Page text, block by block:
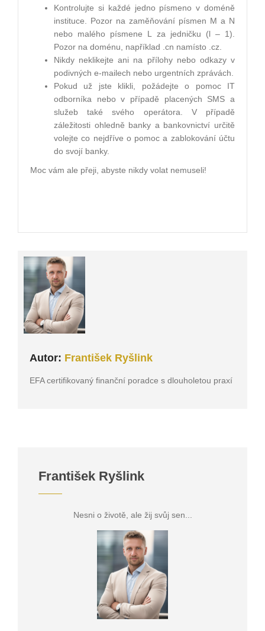
Kontrolujte si každé jedno písmeno v doméně
instituce. Pozor na zaměňování písmen M a N
nebo malého písmene L za jedničku (l – 1).
Pozor na doménu, například .cn namísto .cz.
Nikdy neklikejte ani na přílohy nebo odkazy v
podivných e-mailech nebo urgentních zprávách.
Pokud už jste klikli, požádejte o pomoc IT
odborníka nebo v případě placených SMS a
služeb také svého operátora. V případě
záležitosti ohledně banky a bankovnictví určitě
volejte co nejdříve o pomoc a zablokování účtu
do svojí banky.
Moc vám ale přeji, abyste nikdy volat nemuseli!
Autor: František Ryšlink
EFA certifikovaný finanční poradce s dlouholetou praxí
František Ryšlink
Nesni o životě, ale žij svůj sen...